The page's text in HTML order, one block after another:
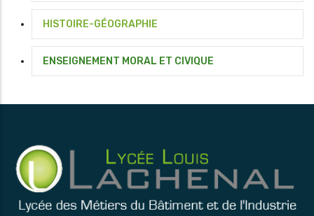
HISTOIRE-GÉOGRAPHIE
ENSEIGNEMENT MORAL ET CIVIQUE